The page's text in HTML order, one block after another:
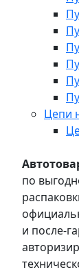
Цепи
по
и после-